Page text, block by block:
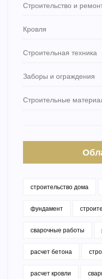
Строительство и
Кровля
Строительная техника
Заборы и ограждения
Строительные
строительство дома
фундамент
сварочные работы
расчет бетона
расчет кровли